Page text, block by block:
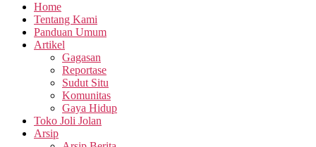
Home
Tentang Kami
Panduan Umum
Artikel
Gagasan
Reportase
Sudut Situ
Komunitas
Gaya Hidup
Toko Joli Jolan
Arsip